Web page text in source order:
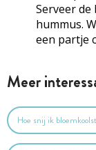
Serveer
hummus.
een partje
Meer
Hoe snij ik